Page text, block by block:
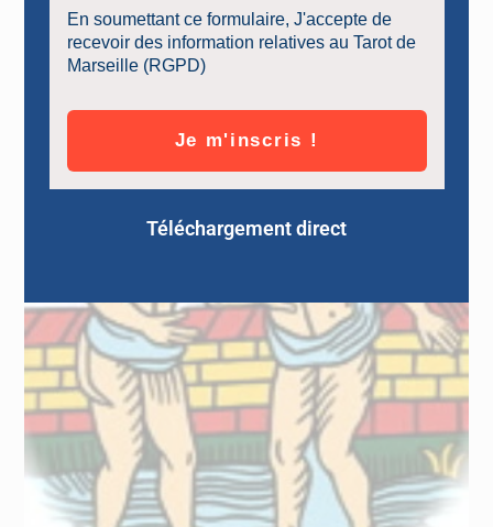
VOUS DEVRIEZ ÉGALEMENT AIMER
En soumettant ce formulaire, J'accepte de
recevoir des information relatives au Tarot de
Marseille (RGPD)
Je m'inscris !
Téléchargement direct